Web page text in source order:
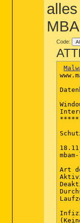
Code:
Art